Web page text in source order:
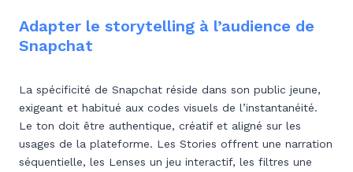
Adapter le storytelling à l’audience de
Snapchat
La spécificité de Snapchat réside dans son public jeune,
exigeant et habitué aux codes visuels de l’instantanéité.
Le ton doit être authentique, créatif et aligné sur les
usages de la plateforme. Les Stories offrent une narration
séquentielle, les Lenses un jeu interactif, les filtres une